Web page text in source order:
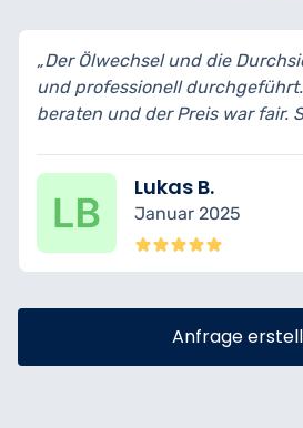
die Durchsicht wurden schnell
Ich wurde gut
war fair. Sehr zufrieden!“
Anfrage